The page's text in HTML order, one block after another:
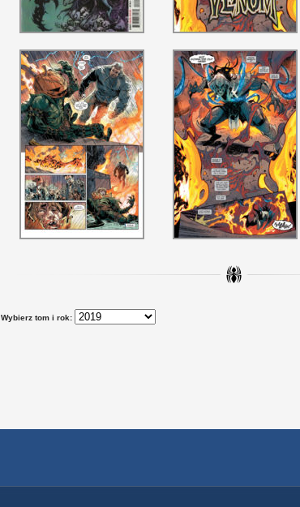
Wybierz tom i rok: